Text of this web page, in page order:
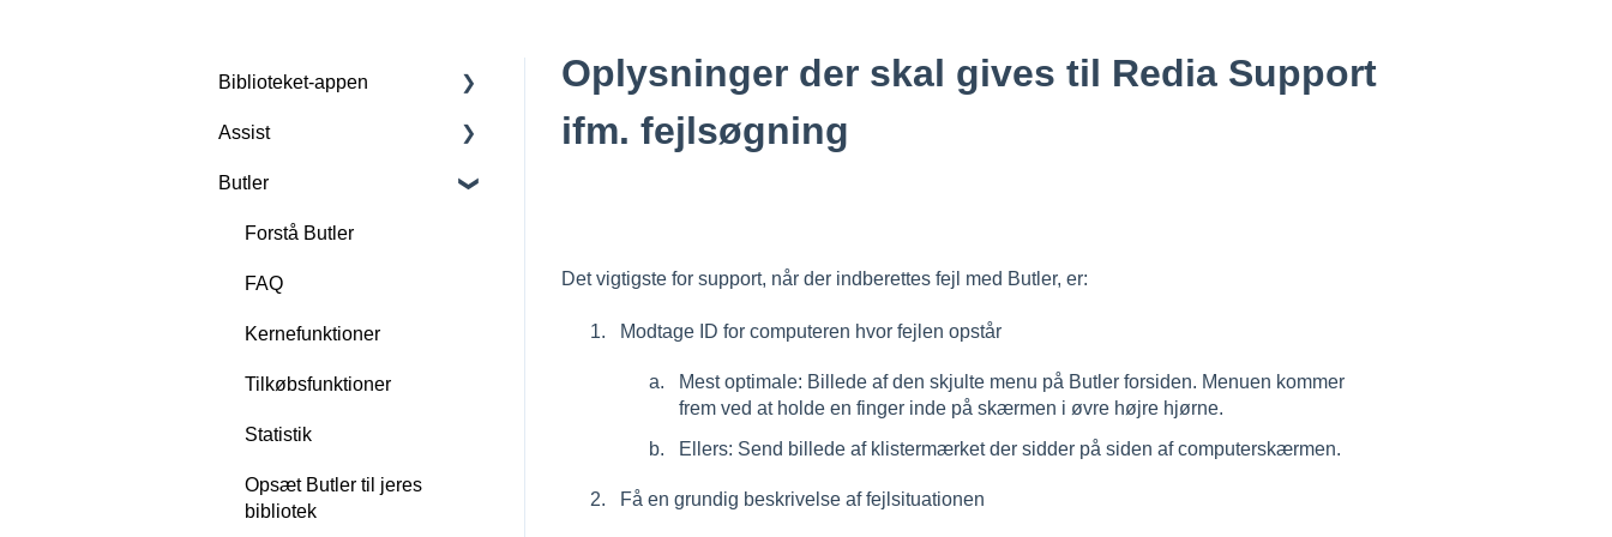
Oplysninger der skal gives til Redia Support
ifm. fejlsøgning
Det vigtigste for support, når der indberettes fejl med Butler, er:
Modtage ID for computeren hvor fejlen opstår
Mest optimale: Billede af den skjulte menu på Butler forsiden. Menuen kommer
frem ved at holde en finger inde på skærmen i øvre højre hjørne.
Ellers: Send billede af klistermærket der sidder på siden af computerskærmen.
Få en grundig beskrivelse af fejlsituationen
Biblioteket-appen
Forstå Biblioteket-appen
Basisfunktioner
Tilkøbsfunktioner: All-in-
Aflever
Tilkøbsfunktion: Kø+
Tilkøbsfunktion: Flerbruger
Tilkøbsfunktion:
Servicemeddelelser
Assist
Forstå Assist
Scan, opret og slet RFID-
bibliotek
Udvikling
Butler
Forstå Butler
FAQ
Kernefunktioner
Tilkøbsfunktioner
Statistik
Opsæt Butler til jeres
bibliotek